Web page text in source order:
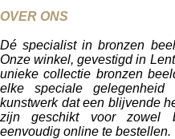
OVER ONS
Dé specialist in bronzen
Onze winkel, gevestigd in
unieke collectie bronzen
elke speciale
kunstwerk dat een blijvende
zijn geschikt voor zowel
eenvoudig online te bestellen.